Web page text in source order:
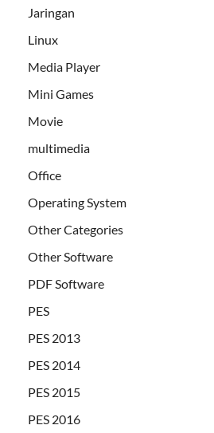
Jaringan
Linux
Media Player
Mini Games
Movie
multimedia
Office
Operating System
Other Categories
Other Software
PDF Software
PES
PES 2013
PES 2014
PES 2015
PES 2016